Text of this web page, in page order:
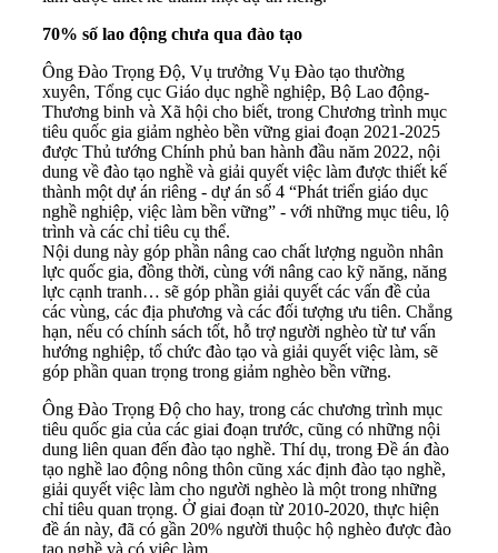
70% số lao động chưa qua đào tạo
Ông Đào Trọng Độ, Vụ trưởng Vụ Đào tạo thường
xuyên, Tổng cục Giáo dục nghề nghiệp, Bộ Lao động-
Thương binh và Xã hội cho biết, trong Chương trình mục
tiêu quốc gia giảm nghèo bền vững giai đoạn 2021-2025
được Thủ tướng Chính phủ ban hành đầu năm 2022, nội
dung về đào tạo nghề và giải quyết việc làm được thiết kế
thành một dự án riêng - dự án số 4 “Phát triển giáo dục
nghề nghiệp, việc làm bền vững” - với những mục tiêu, lộ
trình và các chỉ tiêu cụ thể.
Nội dung này góp phần nâng cao chất lượng nguồn nhân
lực quốc gia, đồng thời, cùng với nâng cao kỹ năng, năng
lực cạnh tranh… sẽ góp phần giải quyết các vấn đề của
các vùng, các địa phương và các đối tượng ưu tiên. Chẳng
hạn, nếu có chính sách tốt, hỗ trợ người nghèo từ tư vấn
hướng nghiệp, tổ chức đào tạo và giải quyết việc làm, sẽ
góp phần quan trọng trong giảm nghèo bền vững.
Ông Đào Trọng Độ cho hay, trong các chương trình mục
tiêu quốc gia của các giai đoạn trước, cũng có những nội
dung liên quan đến đào tạo nghề. Thí dụ, trong Đề án đào
tạo nghề lao động nông thôn cũng xác định đào tạo nghề,
giải quyết việc làm cho người nghèo là một trong những
chỉ tiêu quan trọng. Ở giai đoạn từ 2010-2020, thực hiện
đề án này, đã có gần 20% người thuộc hộ nghèo được đào
tạo nghề và có việc làm.